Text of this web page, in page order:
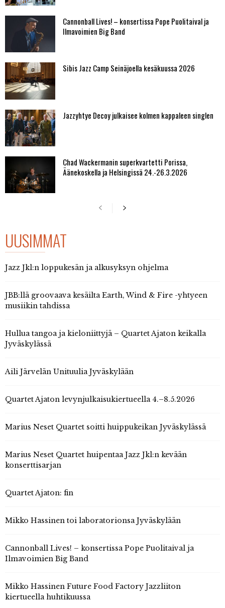
Cannonball Lives! – konsertissa Pope Puolitaival ja
Ilmavoimien Big Band
Sibis Jazz Camp Seinäjoella kesäkuussa 2026
Jazzyhtye Decoy julkaisee kolmen kappaleen singlen
Chad Wackermanin superkvartetti Porissa,
Äänekoskella ja Helsingissä 24.-26.3.2026
UUSIMMAT
Jazz Jkl:n loppukesän ja alkusyksyn ohjelma
JBB:llä groovaava kesäilta Earth, Wind & Fire -yhtyeen
musiikin tahdissa
Hullua tangoa ja kieloniittyjä – Quartet Ajaton keikalla
Jyväskylässä
Aili Järvelän Unituulia Jyväskylään
Quartet Ajaton levynjulkaisukiertueella 4.–8.5.2026
Marius Neset Quartet soitti huippukeikan Jyväskylässä
Marius Neset Quartet huipentaa Jazz Jkl:n kevään
konserttisarjan
Quartet Ajaton: fin
Mikko Hassinen toi laboratorionsa Jyväskylään
Cannonball Lives! – konsertissa Pope Puolitaival ja
Ilmavoimien Big Band
Mikko Hassinen Future Food Factory Jazzliiton
kiertueella huhtikuussa